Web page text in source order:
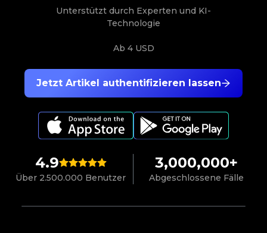
4.9
Über 2.500.000 Benutzer
3,000,000+
Abgeschlossene Fälle
Jetzt Artikel authentifizieren lassen
Unterstützt durch Experten und KI-
Technologie
Ab 4 USD